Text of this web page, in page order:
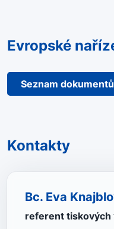
Evropské
Seznam dokumentů
Kontakty
Bc. Eva
referent tiskových